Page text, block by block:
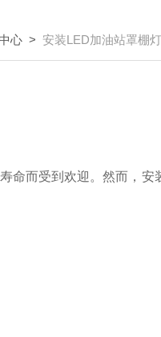
心 > 安装LED加油站罩棚
命而受到欢迎。然而，安